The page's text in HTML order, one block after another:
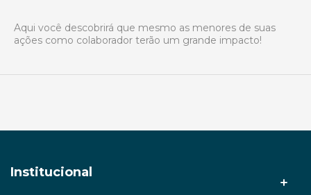
Aqui você descobrirá que mesmo as menores de suas
ações como colaborador terão um grande impacto!
Institucional